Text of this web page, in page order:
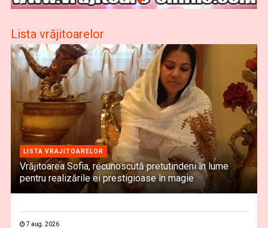
Lista vrăjitoarelor
LISTA VRAJITOARELOR
Vrăjitoarea Sofia, recunoscută pretutindeni în lume
pentru realizările ei prestigioase în magie
7 aug. 2026